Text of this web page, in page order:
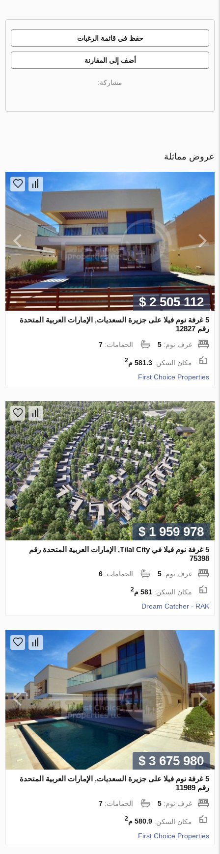
حفظ في قائمة الرغبات
أضف إلى المقارنة
مشاركة:
عروض مماثلة
$ 2 505 112
5 غرفة نوم فيلا على جزيرة السعديات, الإمارات العربية المتحدة
رقم 12827
غرف نوم:5 الحمامات:7
مكان السكن:581.3 م 2
First Choice Properties
$ 1 959 978
5 غرفة نوم فيلا في Tilal City, الإمارات العربية المتحدة رقم
75398
غرف نوم:5 الحمامات:6
مكان السكن:581 م 2
Dream Catcher - RAK
$ 3 675 980
5 غرفة نوم فيلا على جزيرة السعديات, الإمارات العربية المتحدة
رقم 11989
غرف نوم:5 الحمامات:7
مكان السكن:580.9 م 2
First Choice Properties